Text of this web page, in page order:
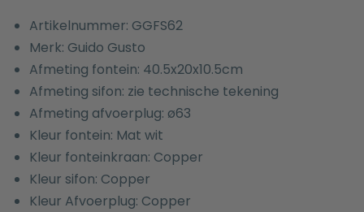
Artikelnummer: GGFS62
Merk: Guido Gusto
Afmeting fontein: 40.5x20x10.5cm
Afmeting sifon: zie technische tekening
Afmeting afvoerplug: ø63
Kleur fontein: Mat wit
Kleur fonteinkraan: Copper
Kleur sifon: Copper
Kleur Afvoerplug: Copper